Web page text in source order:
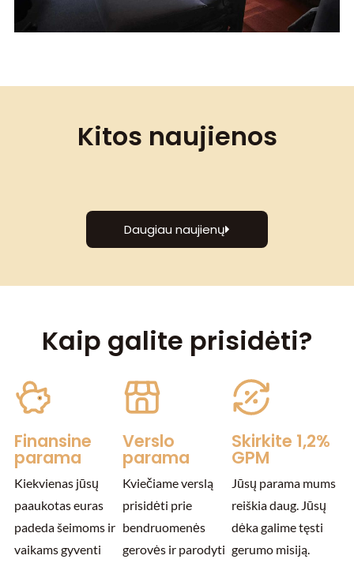
Kitos naujienos
Daugiau naujienų
Kaip galite prisidėti?
Finansine
parama
Kiekvienas jūsų
paaukotas euras
padeda šeimoms ir
vaikams gyventi
Verslo
parama
Kviečiame verslą
prisidėti prie
bendruomenės
gerovės ir parodyti
Skirkite 1,2%
GPM
Jūsų parama mums
reiškia daug. Jūsų
dėka galime tęsti
gerumo misiją.